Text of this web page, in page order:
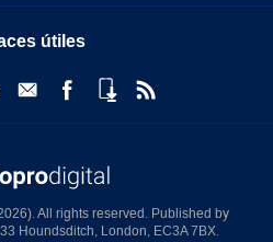
útiles
All rights reserved. Published by
Houndsditch, London, EC3A 7BX.